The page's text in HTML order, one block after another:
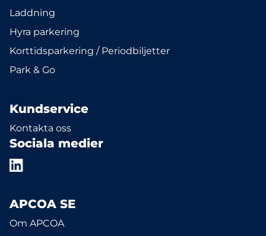
Laddning
Hyra parkering
Korttidsparkering / Periodbiljetter
Park & Go
Kundservice
Kontakta oss
Sociala medier
APCOA SE
Om APCOA